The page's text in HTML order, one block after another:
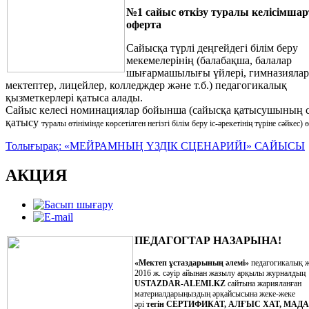
№1 сайыс өткізу туралы
оферта
Сайысқа түрлі деңгейдегі білім беру
мекемелерінің (балабақша, балалар
шығармашылығы үйлері,
мектептер, лицейлер, колледждер және т.б.) педагогикалық
қызметкерлері қатыса алады.
Сайыс келесі номинациялар бойынша (сайысқа қатысушының
қатысу туралы өтінімінде көрсетілген негізгі білім беру іс-әрекетінің түріне сәйкес)
Толығырақ: «МЕЙРАМНЫҢ ҮЗДІК СЦЕНАРИЙІ» САЙЫСЫ
АКЦИЯ
ПЕДАГОГТАР НАЗАРЫНА!
«Мектеп ұстаздарының әлемі» педагогикалық
2016 ж. сәуір айынан жазылу арқылы журналдың
USTAZDAR-ALEMI.KZ сайтына жарияланған
материалдарыңыздың әрқайсысына жеке-жеке
әрі тегін СЕРТИФИКАТ, АЛҒЫС ХАТ,